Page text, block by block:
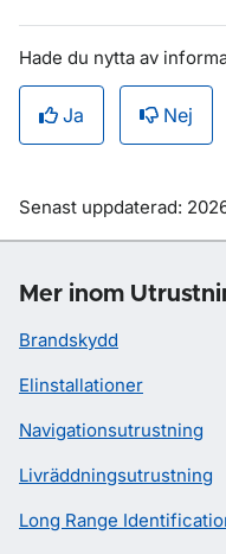
Hade du nytta av
Ja Nej
Om sidan
Senast uppdaterad:
Mer inom
Brandskydd
Elinstallationer
Navigationsutrustning
Livräddningsutrustning
Long Range